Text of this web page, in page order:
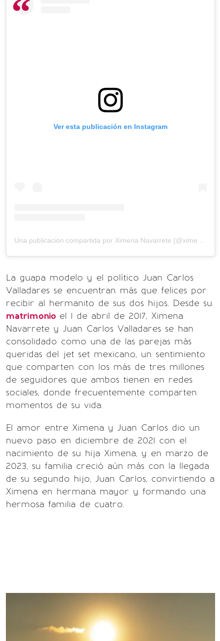
Ver esta publicación en Instagram
Una publicación compartida por Ximena Navarrete (@ximenanr)
La guapa modelo y el político Juan Carlos
Valladares se encuentran más que felices por
recibir al hermanito de sus dos hijos. Desde su
matrimonio el 1 de abril de 2017, Ximena
Navarrete y Juan Carlos Valladares se han
consolidado como una de las parejas más
queridas del jet set mexicano, un sentimiento
que comparten con los más de tres millones
de seguidores que ambos tienen en redes
sociales, donde frecuentemente comparten
momentos de su vida.
El amor entre Ximena y Juan Carlos dio un
nuevo paso en diciembre de 2021 con el
nacimiento de su hija Ximena, y en marzo de
2023, su familia creció aún más con la llegada
de su segundo hijo, Juan Carlos, convirtiendo a
Ximena en hermana mayor y formando una
hermosa familia de cuatro.